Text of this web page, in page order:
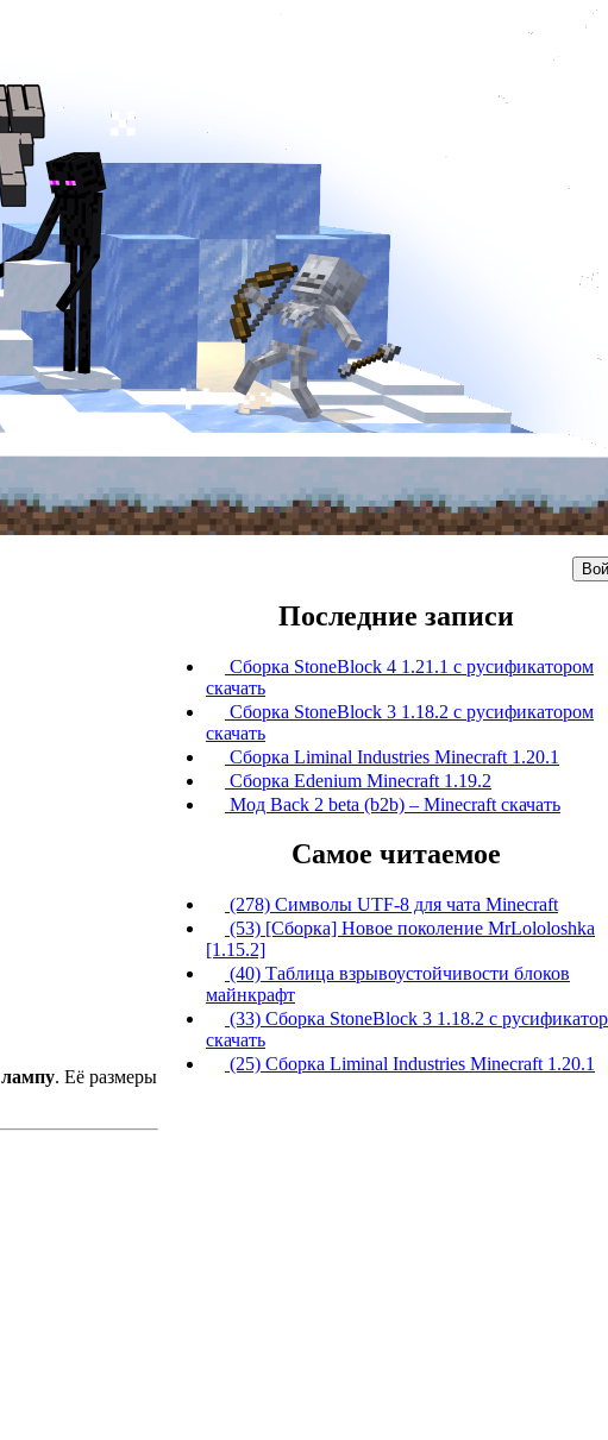
лампу. Её размеры
Последние записи
Сборка StoneBlock 4 1.21.1 с русификатором
скачать
Сборка StoneBlock 3 1.18.2 с русификатором
скачать
Сборка Liminal Industries Minecraft 1.20.1
Сборка Edenium Minecraft 1.19.2
Мод Back 2 beta (b2b) – Minecraft скачать
Самое читаемое
(278) Символы UTF-8 для чата Minecraft
(53) [Сборка] Новое поколение MrLololoshka
[1.15.2]
(40) Таблица взрывоустойчивости блоков
майнкрафт
(33) Сборка StoneBlock 3 1.18.2 с
скачать
(25) Сборка Liminal Industries Minecraft 1.20.1